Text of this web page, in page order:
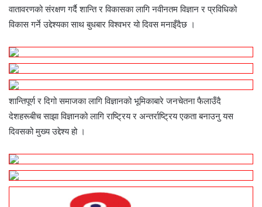
वातावरणको संरक्षण गर्दै शान्ति र विकासका लागि नवीनतम विज्ञान र प्रविधिको
विकास गर्ने उद्देश्यका साथ बुधबार विश्वभर यो दिवस मनाइँदैछ ।
शान्तिपूर्ण र दिगो समाजका लागि विज्ञानको भूमिकाबारे जनचेतना फैलाउँदै
देशहरूबीच साझा विज्ञानको लागि राष्ट्रिय र अन्तर्राष्ट्रिय एकता बनाउनु यस
दिवसको मुख्य उद्देश्य हो ।